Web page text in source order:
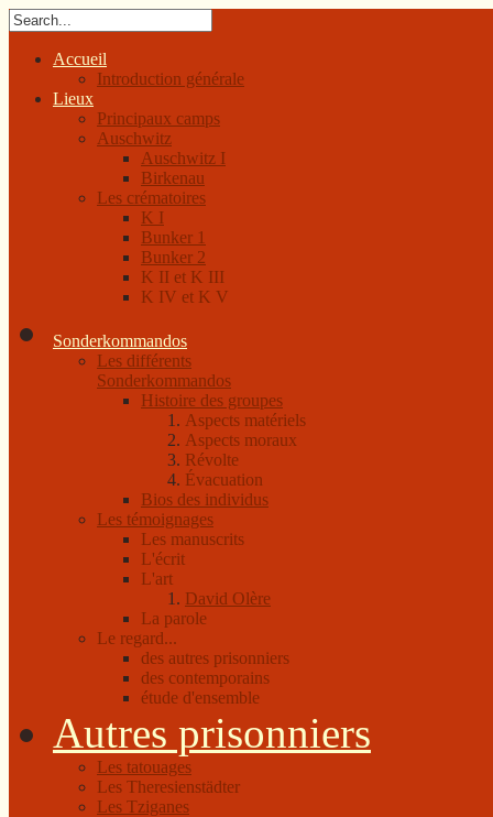
Accueil
Introduction générale
Lieux
Principaux camps
Auschwitz
Auschwitz I
Birkenau
Les crématoires
K I
Bunker 1
Bunker 2
K II et K III
K IV et K V
Sonderkommandos
Les différents
Sonderkommandos
Histoire des groupes
Aspects matériels
Aspects moraux
Révolte
Évacuation
Bios des individus
Les témoignages
Les manuscrits
L'écrit
L'art
David Olère
La parole
Le regard...
des autres prisonniers
des contemporains
étude d'ensemble
Autres prisonniers
Les tatouages
Les Theresienstädter
Les Tziganes